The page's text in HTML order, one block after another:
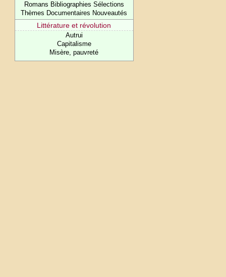
Romans Bibliographies Sélections
Thèmes Documentaires Nouveautés
Littérature et révolution
Autrui
Capitalisme
Misère, pauvreté